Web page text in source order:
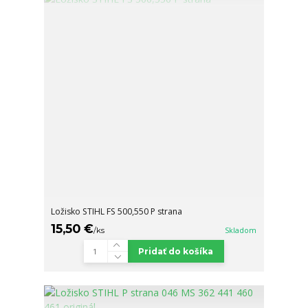
Ložisko STIHL FS 500,550 P strana
15,50 €/ks Skladom
Pridať do košíka